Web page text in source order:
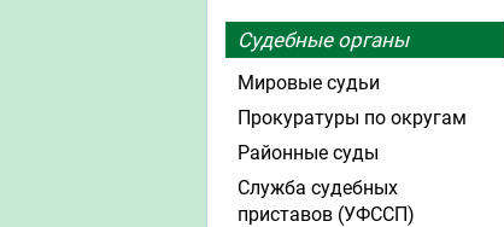
Судебные органы
Мировые судьи
Прокуратуры по округам
Районные суды
Служба судебных
приставов (УФССП)